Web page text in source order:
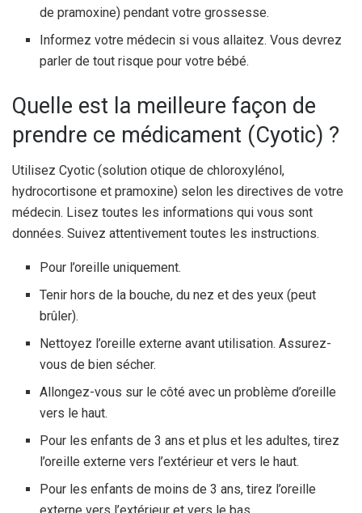
de pramoxine) pendant votre grossesse.
Informez votre médecin si vous allaitez. Vous devrez
parler de tout risque pour votre bébé.
Quelle est la meilleure façon de
prendre ce médicament (Cyotic) ?
Utilisez Cyotic (solution otique de chloroxylénol,
hydrocortisone et pramoxine) selon les directives de votre
médecin. Lisez toutes les informations qui vous sont
données. Suivez attentivement toutes les instructions.
Pour l’oreille uniquement.
Tenir hors de la bouche, du nez et des yeux (peut
brûler).
Nettoyez l’oreille externe avant utilisation. Assurez-
vous de bien sécher.
Allongez-vous sur le côté avec un problème d’oreille
vers le haut.
Pour les enfants de 3 ans et plus et les adultes, tirez
l’oreille externe vers l’extérieur et vers le haut.
Pour les enfants de moins de 3 ans, tirez l’oreille